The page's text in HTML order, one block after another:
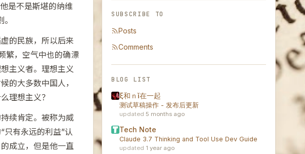
是不是斯堪的纳维
的民族，所以后来
繁，空气中也的确漂
主义者。理想主义
的大多数中国人，
理想主义？
续肯定。被称为威
有永远的利益”认
成立，但是他一直
SUBSCRIBE TO
Posts
Comments
BLOG LIST
ξ和ｎǐ在一起
测试草稿操作 - 发布后更新
5 months ago
Tech Note
Claude 3.7 Thinking and Tool Use Dev Guide
1 year ago